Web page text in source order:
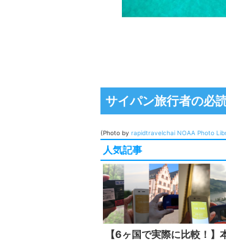
サイパン旅行者の必
(Photo by rapidtravelchai NOAA Photo
人気記事
【6ヶ国で実際に比較！】